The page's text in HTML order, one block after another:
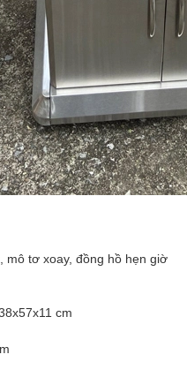
mô tơ xoay, đồng hồ hẹn giờ
cm